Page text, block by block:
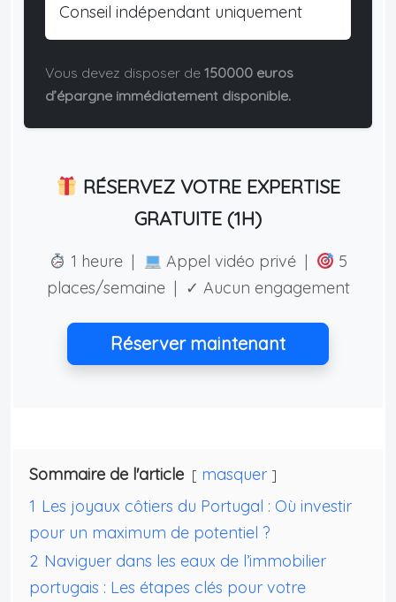
Conseil indépendant uniquement
Vous devez disposer de 150000 euros
d’épargne immédiatement disponible.
RÉSERVEZ VOTRE EXPERTISE
GRATUITE (1H)
1 heure | Appel vidéo privé |
5
places/semaine | ✓ Aucun engagement
Réserver maintenant
Sommaire de l'article
masquer
1 Les joyaux côtiers du Portugal : Où investir
pour un maximum de potentiel ?
2 Naviguer dans les eaux de l’immobilier
portugais : Les étapes clés pour votre